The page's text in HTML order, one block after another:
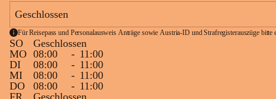
Geschlossen
Für Reisepass und Personalausweis Anträge sowie Austria-ID und Strafregisterauszüge bitte
SO
Geschlossen
MO 08:00 - 11:00
DI
08:00 - 11:00
MI
08:00 - 11:00
DO
08:00 - 11:00
FR
Geschlossen